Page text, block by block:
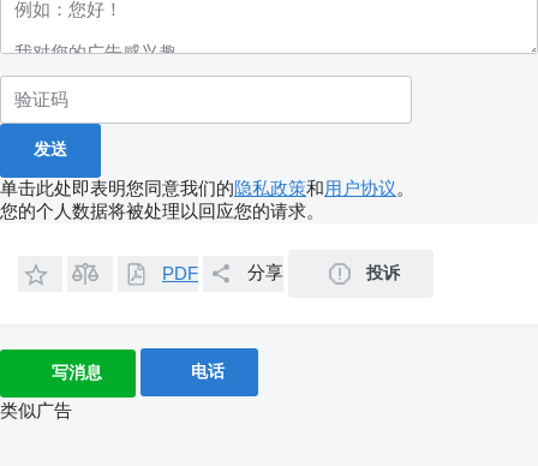
单击此处即表明您同意我们的隐私政策和用户协议。
您的个人数据将被处理以回应您的请求。
PDF 分享 投诉
写消息 电话
类似广告